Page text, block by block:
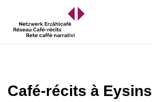
Café-récits à Eysins